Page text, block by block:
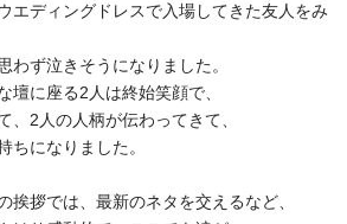
エディングドレスで入場してきた友人をみ
わず泣きそうになりました。
壇に座る2人は終始笑顔で、
、2人の人柄が伝わってきて、
ちになりました。
挨拶では、最新のネタを交えるなど、